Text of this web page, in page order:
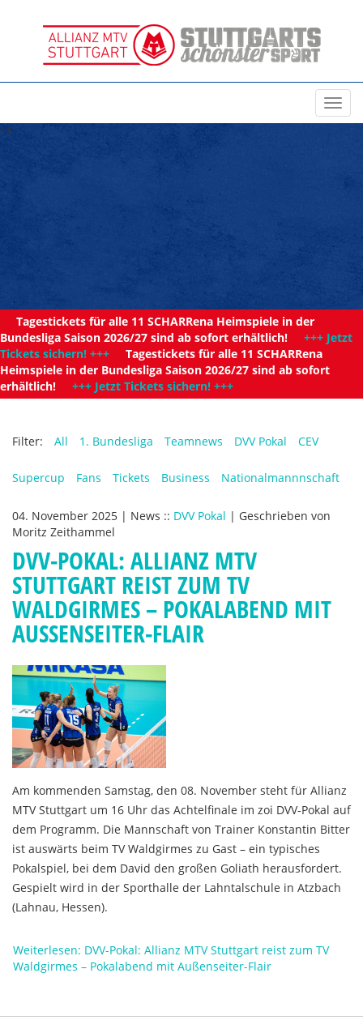
11
Tagestickets für alle 11 SCHARRena Heimspiele in der
Bundesliga Saison 2026/27 sind ab sofort erhältlich! +++ Jetzt
Tickets sichern! +++ Tagestickets für alle 11 SCHARRena
Heimspiele in der Bundesliga Saison 2026/27 sind ab sofort
erhältlich! +++ Jetzt Tickets sichern! +++
Filter: All 1. Bundesliga Teamnews DVV Pokal CEV
Supercup Fans Tickets Business Nationalmannnschaft
04. November 2025 | News :: DVV Pokal | Geschrieben von
Moritz Zeithammel
DVV-POKAL: ALLIANZ MTV
STUTTGART REIST ZUM TV
WALDGIRMES – POKALABEND MIT
AUSSENSEITER-FLAIR
Am kommenden Samstag, den 08. November steht für Allianz
MTV Stuttgart um 16 Uhr das Achtelfinale im zoi DVV-Pokal auf
dem Programm. Die Mannschaft von Trainer Konstantin Bitter
ist auswärts beim TV Waldgirmes zu Gast – ein typisches
Pokalspiel, bei dem David den großen Goliath herausfordert.
Gespielt wird in der Sporthalle der Lahntalschule in Atzbach
(Lahnau, Hessen).
Weiterlesen: DVV-Pokal: Allianz MTV Stuttgart reist zum TV
Waldgirmes – Pokalabend mit Außenseiter-Flair